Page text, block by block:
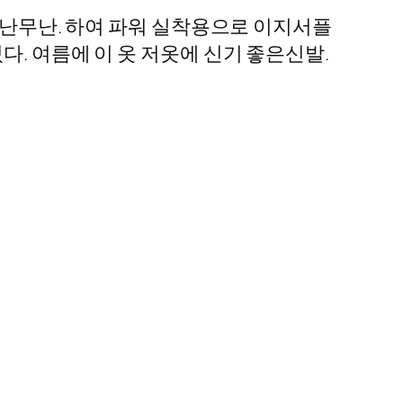
무난. 하여 파워 실착용으로 이지서플
. 여름에 이 옷 저옷에 신기 좋은신발.